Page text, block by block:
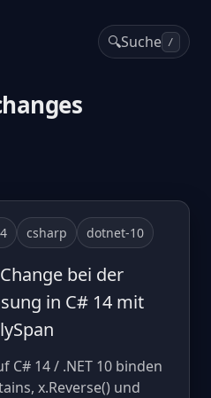
🔍Suche /
csharp dotnet-10
bei der
in C# 14 mit
C# 14 / .NET 10 binden
x.Reverse() und